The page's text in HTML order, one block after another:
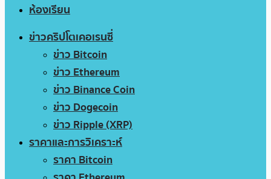
ห้องเรียน
ข่าวคริปโตเคอเรนซี่
ข่าว Bitcoin
ข่าว Ethereum
ข่าว Binance Coin
ข่าว Dogecoin
ข่าว Ripple (XRP)
ราคาและการวิเคราะห์
ราคา Bitcoin